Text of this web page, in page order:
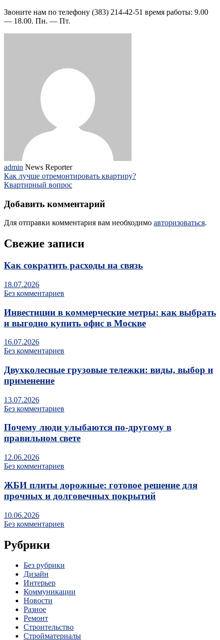
Звоните нам по телефону (383) 214-42-51 время работы: 9.00
— 18.00. Пн. — Пт.
admin News Reporter
Как лучше отремонтировать квартиру?
Квартирный вопрос
Добавить комментарий
Для отправки комментария вам необходимо авторизоваться.
Свежие записи
Как сократить расходы на связь
18.07.2026
Без комментариев
Инвестиции в коммерческие метры: как выбрать
и выгодно купить офис в Москве
16.07.2026
Без комментариев
Двухколесные грузовые тележки: виды, выбор и
применение
13.07.2026
Без комментариев
Почему люди улыбаются по‑другому в
правильном свете
12.06.2026
Без комментариев
ЖБИ плиты дорожные: готовое решение для
прочных и долговечных покрытий
10.06.2026
Без комментариев
Рубрики
Без рубрики
Дизайн
Интерьер
Коммуникации
Новости
Разное
Ремонт
Строительство
Стройматериалы